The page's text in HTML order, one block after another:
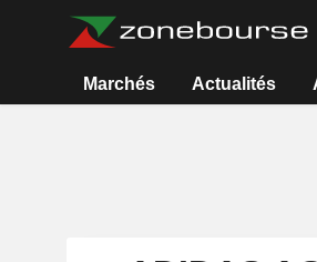
Marchés Actualités